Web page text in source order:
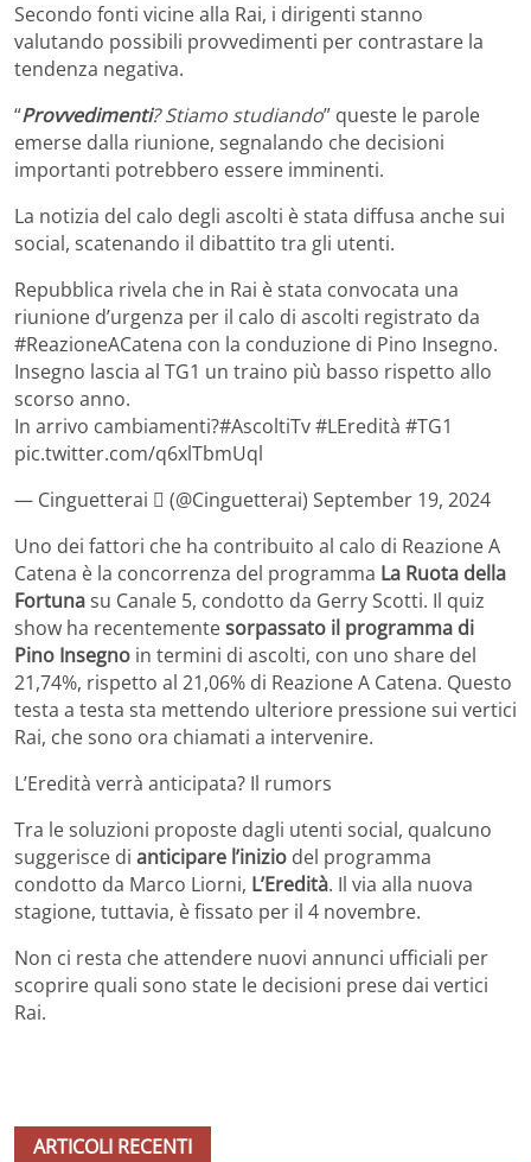
Secondo fonti vicine alla Rai, i dirigenti stanno
valutando possibili provvedimenti per contrastare la
tendenza negativa.
“Provvedimenti? Stiamo studiando” queste le parole
emerse dalla riunione, segnalando che decisioni
importanti potrebbero essere imminenti.
La notizia del calo degli ascolti è stata diffusa anche sui
social, scatenando il dibattito tra gli utenti.
Repubblica rivela che in Rai è stata convocata una
riunione d’urgenza per il calo di ascolti registrato da
#ReazioneACatena con la conduzione di Pino Insegno.
Insegno lascia al TG1 un traino più basso rispetto allo
scorso anno.
In arrivo cambiamenti?#AscoltiTv #LEredità #TG1
pic.twitter.com/q6xlTbmUql
— Cinguetterai  (@Cinguetterai) September 19, 2024
Uno dei fattori che ha contribuito al calo di Reazione A
Catena è la concorrenza del programma La Ruota della
Fortunasu Canale 5, condotto da Gerry Scotti. Il quiz
show ha recentementesorpassato il programma di
Pino Insegno in termini di ascolti, con uno share del
21,74%, rispetto al 21,06% di Reazione A Catena. Questo
testa a testa sta mettendo ulteriore pressione sui vertici
Rai, che sono ora chiamati a intervenire.
L’Eredità verrà anticipata? Il rumors
Tra le soluzioni proposte dagli utenti social, qualcuno
suggerisce di anticipare l’inizio del programma
condotto da Marco Liorni, L’Eredità. Il via alla nuova
stagione, tuttavia, è fissato per il 4 novembre.
Non ci resta che attendere nuovi annunci ufficiali per
scoprire quali sono state le decisioni prese dai vertici
Rai.
ARTICOLI RECENTI